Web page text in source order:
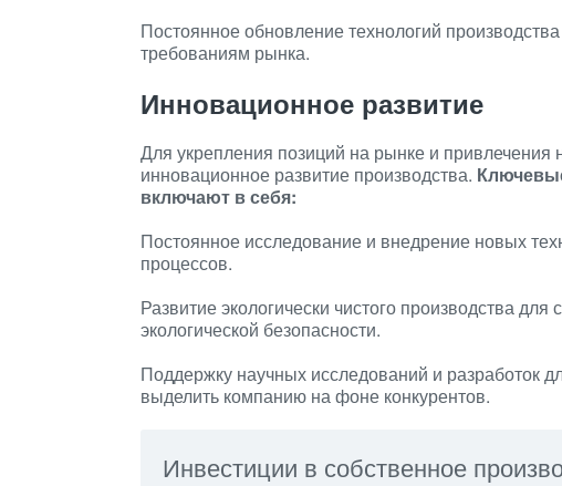
Постоянное обновление технологий
требованиям рынка.
Инновационное развитие
Для укрепления позиций на рынке и
инновационное развитие производства.
включают в себя:
Постоянное исследование и внедрение новых
процессов.
Развитие экологически чистого производства
экологической безопасности.
Поддержку научных исследований и разработок
выделить компанию на фоне конкурентов.
Инвестиции в собственное